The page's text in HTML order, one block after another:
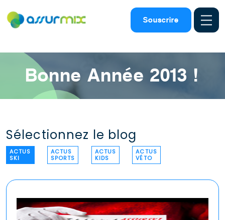
Souscrire
Assurance ski Bonne annee 2013
Bonne Année 2013 !
Sélectionnez le blog
ACTUS
SKI
ACTUS
SPORTS
ACTUS
KIDS
ACTUS
VÉTO